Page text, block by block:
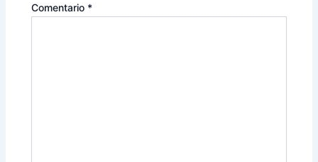
Comentario *